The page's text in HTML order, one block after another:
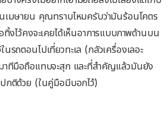
เมษายน คุณทราบไหมครับว่ามันร้อนโคตร
งไว้คงจะเคยได้เห็นอาการแบบภาพด้านบน
รถตอนไปเที่ยวทะเล (กลัวเครื่องเลอะ
าทีมือถือแทบจะสุก และที่สำคัญแล้วมันยัง
ปกติด้วย (ในคู่มือมีบอกไว้)